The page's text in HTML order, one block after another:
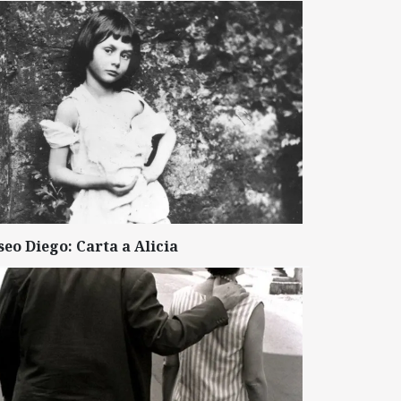
Diego: Carta a Alicia